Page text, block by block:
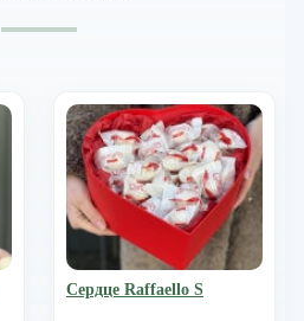
Сердце Raffaello S